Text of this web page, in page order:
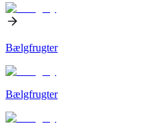
Bælgfrugter
Bælgfrugter